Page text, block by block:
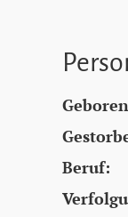
Beruf: